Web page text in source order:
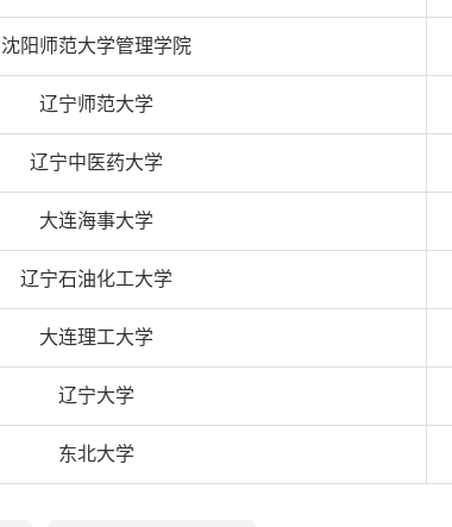
沈阳师范大学管理学院
辽宁师范大学
辽宁中医药大学
大连海事大学
辽宁石油化工大学
大连理工大学
辽宁大学
东北大学